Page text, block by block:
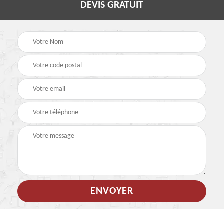
DEVIS GRATUIT